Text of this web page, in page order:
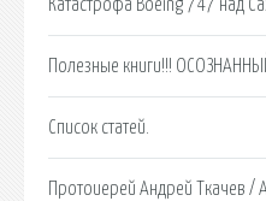
Катастрофа Boeing 747 над
Полезные книги!!!
Список статей.
Протоиерей Андрей Ткачев /